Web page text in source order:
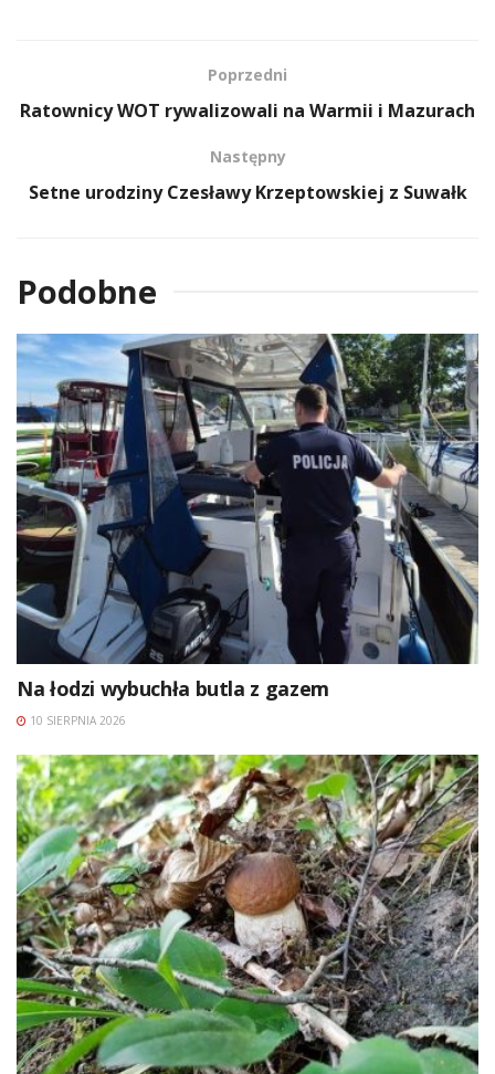
Poprzedni
Ratownicy WOT rywalizowali na Warmii i Mazurach
Następny
Setne urodziny Czesławy Krzeptowskiej z Suwałk
Podobne
Na łodzi wybuchła butla z gazem
10 SIERPNIA 2026